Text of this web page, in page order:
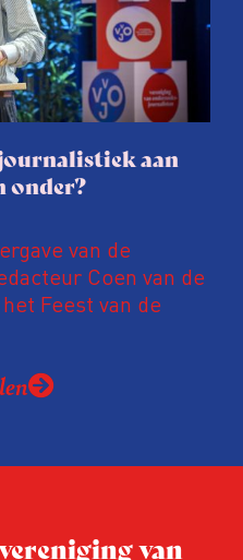
aangepast of
zelfs niet door.
aan
onder?
van de
Coen van de
Feest van de
de relatie tussen
publiek aan de
de ontvanger
nieuwe verzuiling?
van